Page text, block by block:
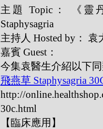
主題 Topic： 《靈
Staphysagria
主持人 Hosted by：
嘉賓 Guest：
今集袁醫生介紹以下
飛燕草 Staphysagria
http://
30c.html
【臨床應用】